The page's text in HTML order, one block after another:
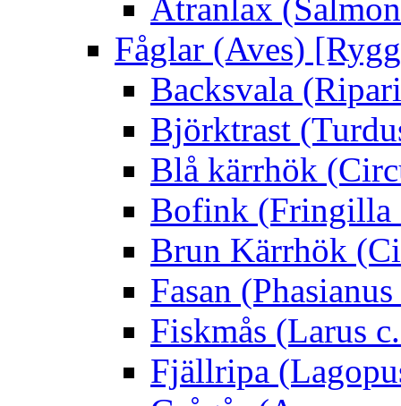
Ätranlax
Fåglar (Aves)
Backsvala
Björktrast
Blå kärrhök
Bofink (Fringilla
Brun Kärrhök
Fasan
Fiskmås (Larus
Fjällripa